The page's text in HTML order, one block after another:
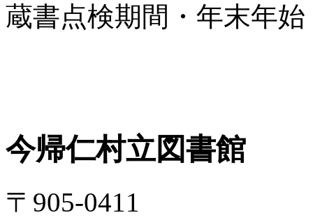
蔵書点検期間・年末年始
今帰仁村立図書館
〒905-0411